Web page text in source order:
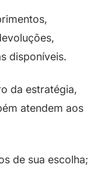
disponíveis.
da estratégia,
atendem aos
de sua escolha;